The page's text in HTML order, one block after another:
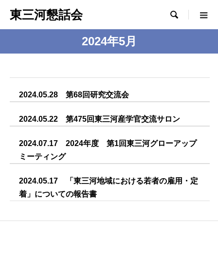
東三河懇話会 
2024年5月
2024.05.28 第68回研究交流会
2024.05.22 第475回東三河産学官交流サロン
2024.07.17 2024年度 第1回東三河グローアップ
ミーティング
2024.05.17 「東三河地域における若者の雇用・定
着」についての報告書